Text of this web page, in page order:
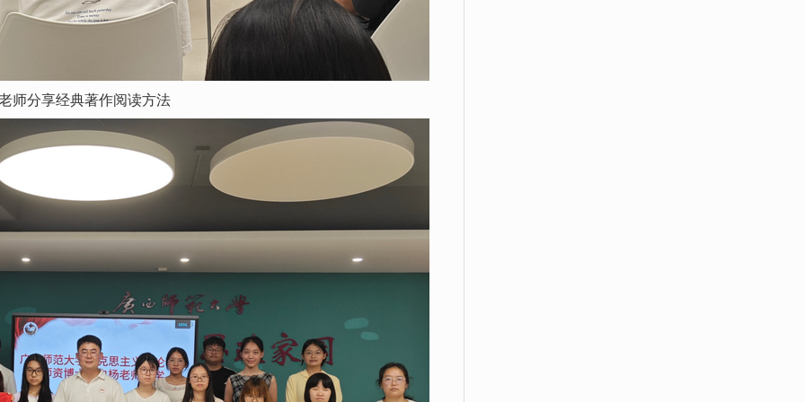
师分享经典著作阅读方法